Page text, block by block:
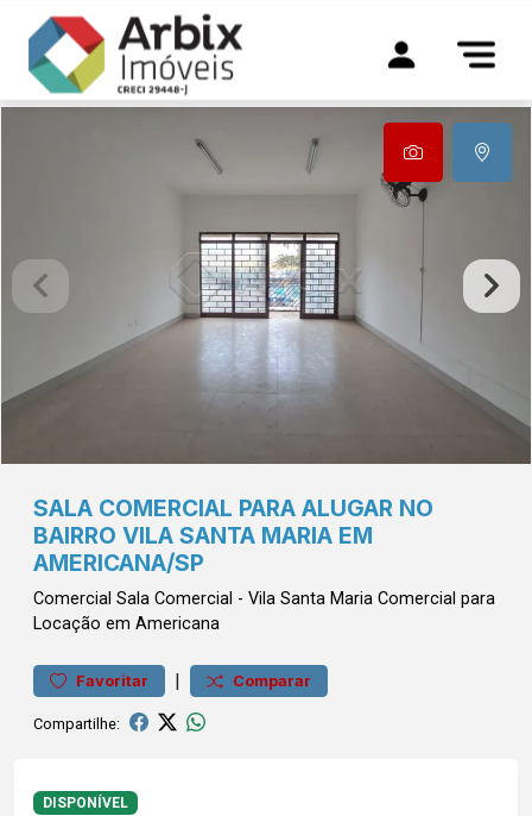
SALA COMERCIAL PARA ALUGAR NO
BAIRRO VILA SANTA MARIA EM
AMERICANA/SP
Comercial Sala Comercial - Vila Santa Maria Comercial para
Locação em Americana
Favoritar | Comparar
Compartilhe:
DISPONÍVEL